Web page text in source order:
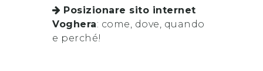
Posizionare sito internet
Voghera: come, dove, quando
e perché!